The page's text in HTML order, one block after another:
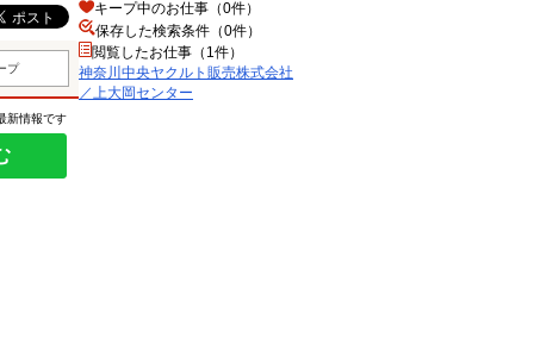
プ
新情報です
キープ中のお仕事（0件）
保存した検索条件（0件）
閲覧したお仕事（1件）
神奈川中央ヤクルト販売株式会社
／上大岡センター